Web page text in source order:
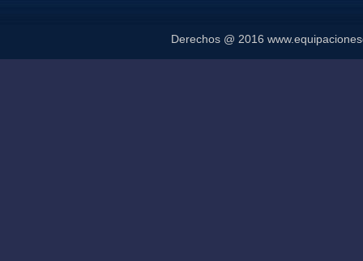
Derechos @ 2016